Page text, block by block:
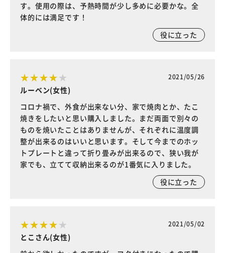
す。使用の際は、予熱時間が少し多めに必要かな。全
体的には満足です！
役に立った
2021/05/26
ルーベン(女性)
コロナ禍で、外食が出来ない分、家で焼肉とか、たこ
焼きをしたいと思い購入しました。まだ両面で別々の
ものを焼いたことはありませんが、それぞれに温度調
整が出来るのはいいと思います。そして今までのホッ
トプレートと違って折り畳みが出来るので、狭い我が
家でも、立てて収納出来るのが1番気に入りました。
役に立った
2021/05/02
とこさん(女性)